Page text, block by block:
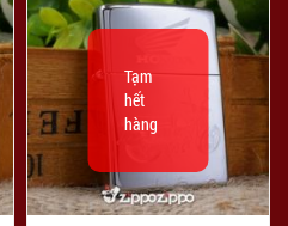
Tạm
hết
hàng